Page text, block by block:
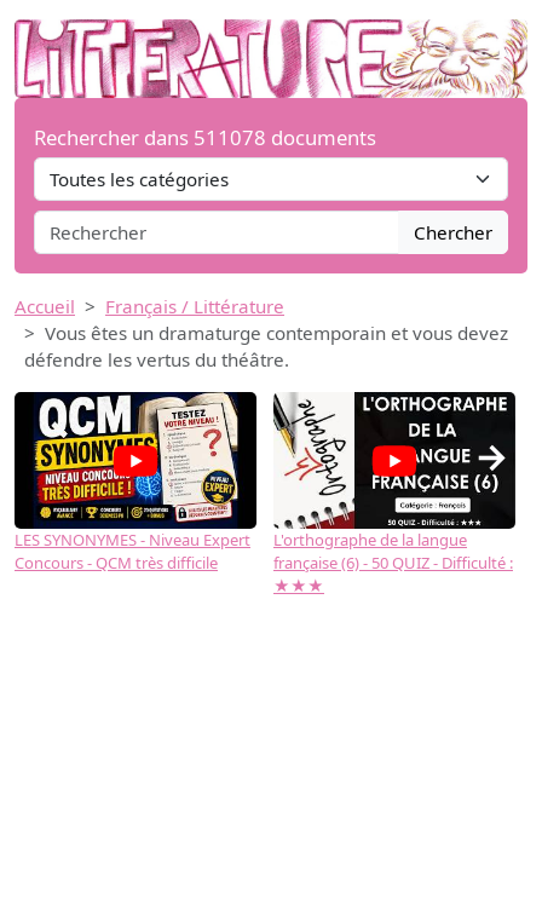
Rechercher dans 511078 documents
Chercher
Accueil
Français / Littérature
Vous êtes un dramaturge contemporain et vous devez
défendre les vertus du théâtre.
LES SYNONYMES - Niveau Expert
Concours - QCM très difficile
L'orthographe de la langue
française (6) - 50 QUIZ - Difficulté :
★★★
→